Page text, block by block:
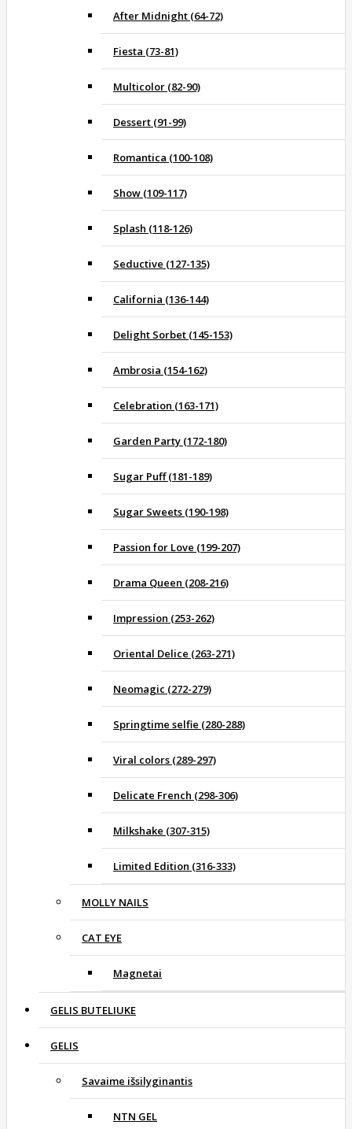
After Midnight (64-72)
Fiesta (73-81)
Multicolor (82-90)
Dessert (91-99)
Romantica (100-108)
Show (109-117)
Splash (118-126)
Seductive (127-135)
California (136-144)
Delight Sorbet (145-153)
Ambrosia (154-162)
Celebration (163-171)
Garden Party (172-180)
Sugar Puff (181-189)
Sugar Sweets (190-198)
Passion for Love (199-207)
Drama Queen (208-216)
Impression (253-262)
Oriental Delice (263-271)
Neomagic (272-279)
Springtime selfie (280-288)
Viral colors (289-297)
Delicate French (298-306)
Milkshake (307-315)
Limited Edition (316-333)
MOLLY NAILS
CAT EYE
Magnetai
GELIS BUTELIUKE
GELIS
Savaime išsilyginantis
NTN GEL